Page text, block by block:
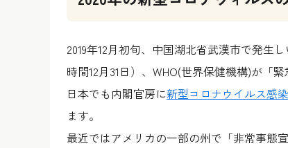
2019年12月初旬、中国湖北省武漢市で発生
時間12月31日）、WHO(世界保健機構)が「
日本でも内閣官房に新型コロナウイルス感
ます。
最近ではアメリカの一部の州で「非常事態